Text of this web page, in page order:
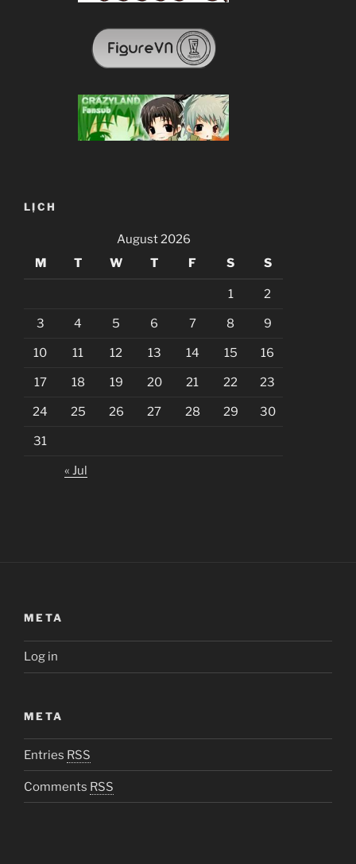
LỊCH
August 2026
M
T W T F S S
1 2
3 4 5 6 7 8 9
10 11 12 13 14 15 16
17 18 19 20 21 22 23
24 25 26 27 28 29 30
31
« Jul
META
Log in
META
Entries RSS
Comments RSS